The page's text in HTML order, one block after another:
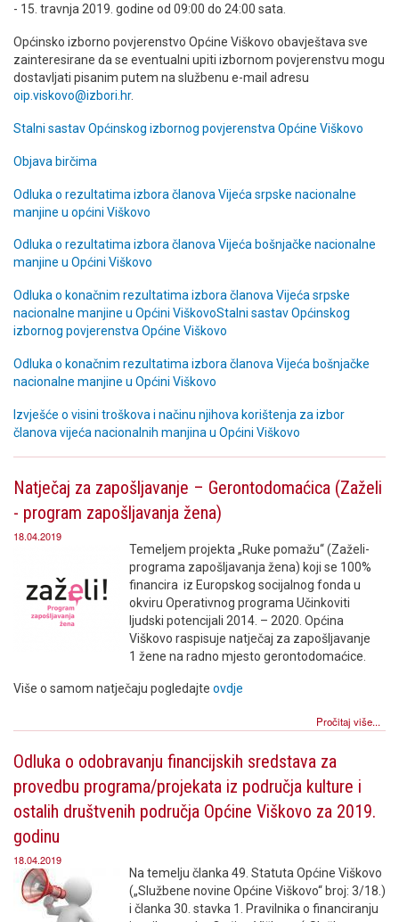
- 15. travnja 2019. godine od 09:00 do 24:00 sata.
Općinsko izborno povjerenstvo Općine Viškovo obavještava sve
zainteresirane da se eventualni upiti izbornom povjerenstvu mogu
dostavljati pisanim putem na službenu e-mail adresu
oip.viskovo@izbori.hr.
Stalni sastav Općinskog izbornog povjerenstva Općine Viškovo
Objava birčima
Odluka o rezultatima izbora članova Vijeća srpske nacionalne
manjine u općini Viškovo
Odluka o rezultatima izbora članova Vijeća bošnjačke nacionalne
manjine u Općini Viškovo
Odluka o konačnim rezultatima izbora članova Vijeća srpske
nacionalne manjine u Općini ViškovoStalni sastav Općinskog
izbornog povjerenstva Općine Viškovo
Odluka o konačnim rezultatima izbora članova Vijeća bošnjačke
nacionalne manjine u Općini Viškovo
Izvješće o visini troškova i načinu njihova korištenja za izbor
članova vijeća nacionalnih manjina u Općini Viškovo
Natječaj za zapošljavanje – Gerontodomaćica (Zaželi
- program zapošljavanja žena)
18.04.2019
Temeljem projekta „Ruke pomažu“ (Zaželi-
programa zapošljavanja žena) koji se 100%
financira iz Europskog socijalnog fonda u
okviru Operativnog programa Učinkoviti
ljudski potencijali 2014. – 2020. Općina
Viškovo raspisuje natječaj za zapošljavanje
1 žene na radno mjesto gerontodomaćice.
Više o samom natječaju pogledajte ovdje
Pročitaj više...
Odluka o odobravanju financijskih sredstava za
provedbu programa/projekata iz područja kulture i
ostalih društvenih područja Općine Viškovo za 2019.
godinu
18.04.2019
Na temelju članka 49. Statuta Općine Viškovo
(„Službene novine Općine Viškovo“ broj: 3/18.)
i članka 30. stavka 1. Pravilnika o financiranju